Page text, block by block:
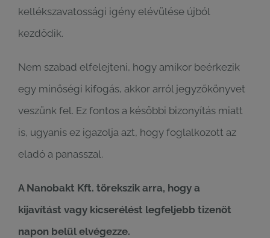
kellékszavatossági igény elévülése újból
kezdődik.
Nem szabad elfelejteni, hogy amikor beérkezik
egy minőségi kifogás, akkor arról jegyzőkönyvet
veszünk fel. Ez fontos a későbbi bizonyítás miatt
is, ugyanis ez igazolja azt, hogy foglalkozott az
eladó a panasszal.
A Nanobakt Kft. törekszik arra, hogy a
kijavítást vagy kicserélést legfeljebb tizenöt
napon belül elvégezze.